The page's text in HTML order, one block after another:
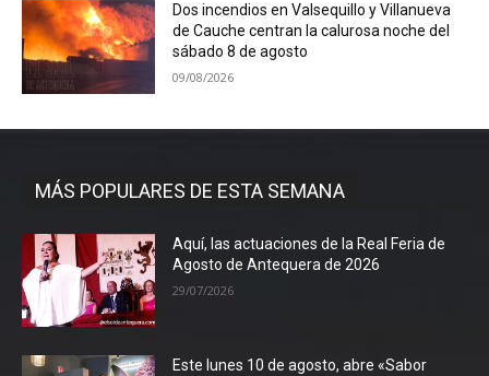
Dos incendios en Valsequillo y Villanueva
de Cauche centran la calurosa noche del
sábado 8 de agosto
09/08/2026
MÁS POPULARES DE ESTA SEMANA
Aquí, las actuaciones de la Real Feria de
Agosto de Antequera de 2026
29/07/2026
Este lunes 10 de agosto, abre «Sabor